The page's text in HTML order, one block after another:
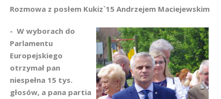
Rozmowa z posłem Kukiz`15 Andrzejem Maciejewskim
- W wyborach do
Parlamentu
Europejskiego
otrzymał pan
niespełna 15 tys.
głosów, a pana partia